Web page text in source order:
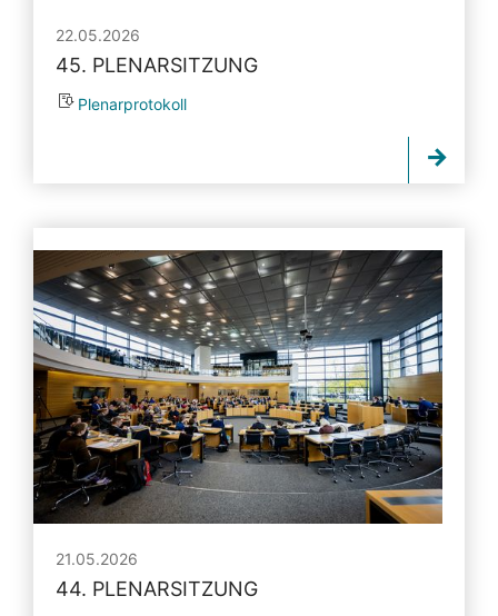
22.05.2026
45. PLENARSITZUNG
Plenarprotokoll
21.05.2026
44. PLENARSITZUNG